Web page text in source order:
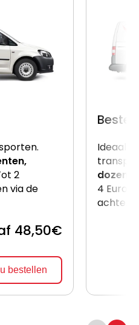
2
via de
48,50€
bestellen
Ideaal
dozen
4